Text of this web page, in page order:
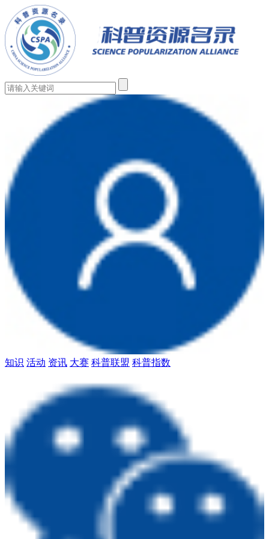
知识 活动 资讯 大赛 科普联盟 科普指数